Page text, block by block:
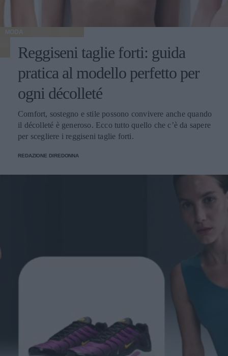
MODA
Reggiseni taglie forti: guida
pratica al modello perfetto per
ogni décolleté
Comfort, sostegno e stile possono convivere anche quando
il décolleté è generoso. Ecco tutto quello che c’è da sapere
per scegliere i reggiseni taglie forti.
REDAZIONE DIREDONNA